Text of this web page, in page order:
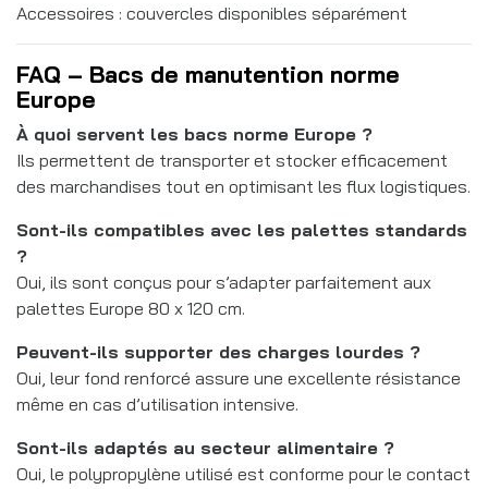
Accessoires : couvercles disponibles séparément
FAQ – Bacs de manutention norme
Europe
À quoi servent les bacs norme Europe ?
Ils permettent de transporter et stocker efficacement
des marchandises tout en optimisant les flux logistiques.
Sont-ils compatibles avec les palettes standards
?
Oui, ils sont conçus pour s’adapter parfaitement aux
palettes Europe 80 x 120 cm.
Peuvent-ils supporter des charges lourdes ?
Oui, leur fond renforcé assure une excellente résistance
même en cas d’utilisation intensive.
Sont-ils adaptés au secteur alimentaire ?
Oui, le polypropylène utilisé est conforme pour le contact